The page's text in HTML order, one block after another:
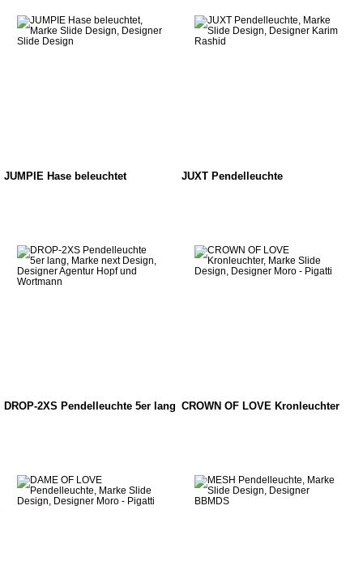
JUMPIE Hase beleuchtet JUXT Pendelleuchte
DROP-2XS Pendelleuchte 5er lang CROWN OF LOVE Kronleuchter